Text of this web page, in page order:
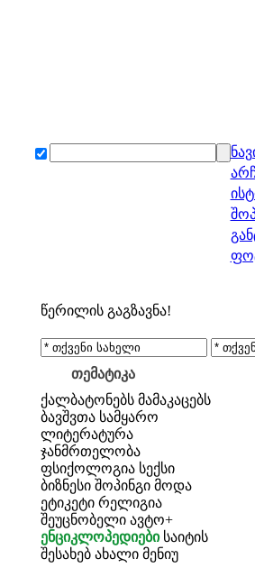
წერილის გაგზავნა!
თემატიკა
ქალბატონებს მამაკაცებს
ბავშვთა სამყარო
ლიტერატურა
ჯანმრთელობა
ფსიქოლოგია სექსი
ბიზნესი შოპინგი მოდა
ეტიკეტი რელიგია
შეუცნობელი ავტო+
ენციკლოპედიები საიტის
შესახებ ახალი მენიუ